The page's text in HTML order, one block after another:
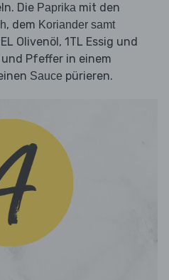
Die Paprika mit den
, dem Koriander samt
Olivenöl, 1TL Essig und
Pfeffer in einem
Sauce pürieren.